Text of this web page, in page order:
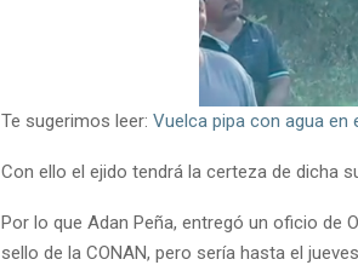
Te sugerimos leer: Vuelca pipa con agua en
Con ello el ejido tendrá la certeza de dicha
Por lo que Adan Peña, entregó un oficio de
sello de la CONAN, pero sería hasta el